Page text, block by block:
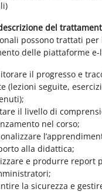
del
possono trattati
delle piattaforme
il progresso e
(lezioni seguite,
il livello di
nel corso;
alla didattica;
e produrre report
la sicurezza e